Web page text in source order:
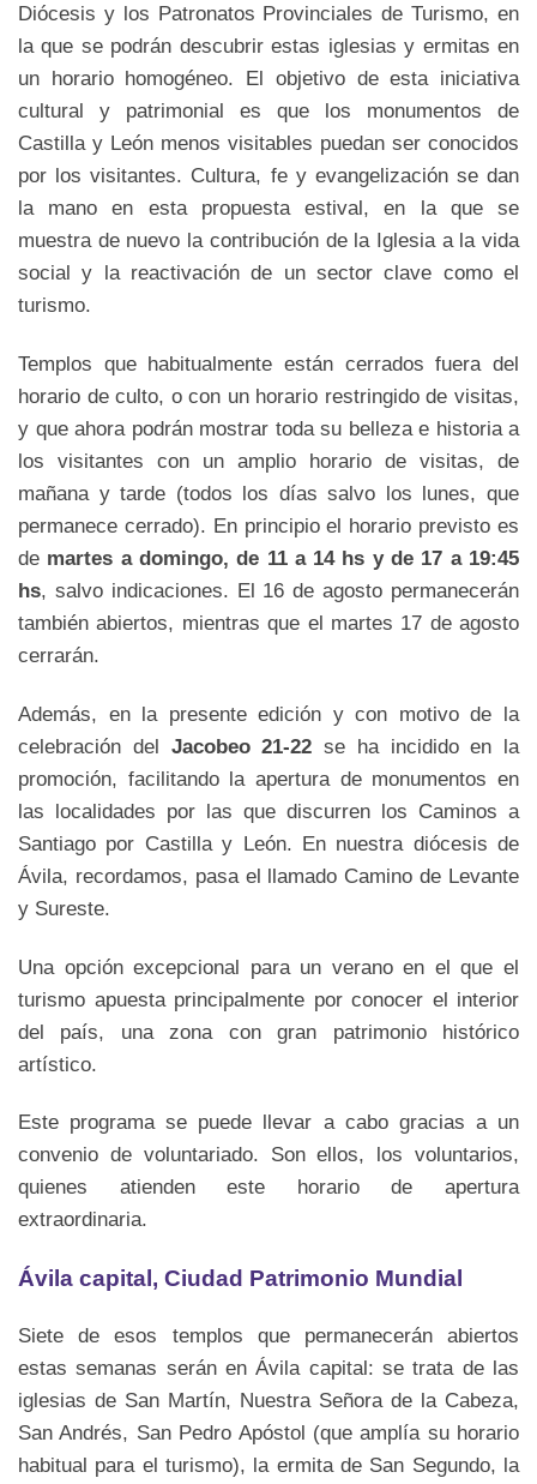
Diócesis y los Patronatos Provinciales de Turismo, en
la que se podrán descubrir estas iglesias y ermitas en
un horario homogéneo. El objetivo de esta iniciativa
cultural y patrimonial es que los monumentos de
Castilla y León menos visitables puedan ser conocidos
por los visitantes. Cultura, fe y evangelización se dan
la mano en esta propuesta estival, en la que se
muestra de nuevo la contribución de la Iglesia a la vida
social y la reactivación de un sector clave como el
turismo.
Templos que habitualmente están cerrados fuera del
horario de culto, o con un horario restringido de visitas,
y que ahora podrán mostrar toda su belleza e historia a
los visitantes con un amplio horario de visitas, de
mañana y tarde (todos los días salvo los lunes, que
permanece cerrado). En principio el horario previsto es
de martes a domingo, de 11 a 14 hs y de 17 a 19:45
hs, salvo indicaciones. El 16 de agosto permanecerán
también abiertos, mientras que el martes 17 de agosto
cerrarán.
Además, en la presente edición y con motivo de la
celebración del Jacobeo 21-22 se ha incidido en la
promoción, facilitando la apertura de monumentos en
las localidades por las que discurren los Caminos a
Santiago por Castilla y León. En nuestra diócesis de
Ávila, recordamos, pasa el llamado Camino de Levante
y Sureste.
Una opción excepcional para un verano en el que el
turismo apuesta principalmente por conocer el interior
del país, una zona con gran patrimonio histórico
artístico.
Este programa se puede llevar a cabo gracias a un
convenio de voluntariado. Son ellos, los voluntarios,
quienes atienden este horario de apertura
extraordinaria.
Ávila capital, Ciudad Patrimonio Mundial
Siete de esos templos que permanecerán abiertos
estas semanas serán en Ávila capital: se trata de las
iglesias de San Martín, Nuestra Señora de la Cabeza,
San Andrés, San Pedro Apóstol (que amplía su horario
habitual para el turismo), la ermita de San Segundo, la